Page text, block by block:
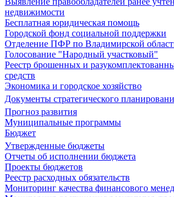
недвижимости
Бесплатная юридическая помощь
Городской фонд социальной поддержки
Отделение ПФР по Владимирской
Голосование "Народный участковый"
Реестр брошенных и
средств
Экономика и городское хозяйство
Документы стратегического
Прогноз развития
Муниципальные программы
Бюджет
Утвержденные бюджеты
Отчеты об исполнении бюджета
Проекты бюджетов
Реестр расходных обязательств
Мониторинг качества финансового